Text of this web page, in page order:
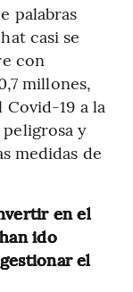
palabras
casi se
con
millones,
Covid-19 a la
y
medidas de
en el
ido
el